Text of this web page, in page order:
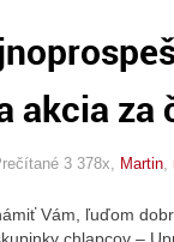
akcia za
3 378x, Martin
Vám, ľuďom
chlapcov –